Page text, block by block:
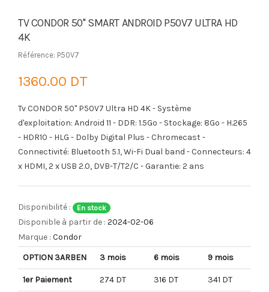
TV CONDOR 50'' SMART ANDROID P50V7 ULTRA HD
4K
Référence: P50V7
1360.00 DT
Tv CONDOR 50'' P50V7 Ultra HD 4K - Système
d'exploitation: Android 11 - DDR: 1.5Go - Stockage: 8Go - H.265
- HDR10 - HLG - Dolby Digital Plus - Chromecast -
Connectivité: Bluetooth 5.1, Wi-Fi Dual band - Connecteurs: 4
x HDMI, 2 x USB 2.0, DVB-T/T2/C - Garantie: 2 ans
Disponibilité : En stock
Disponible à partir de : 2024-02-06
Marque : Condor
OPTION 3ARBEN
3 mois 6 mois 9 mois
1er Paiement 274 DT 316 DT 341 DT